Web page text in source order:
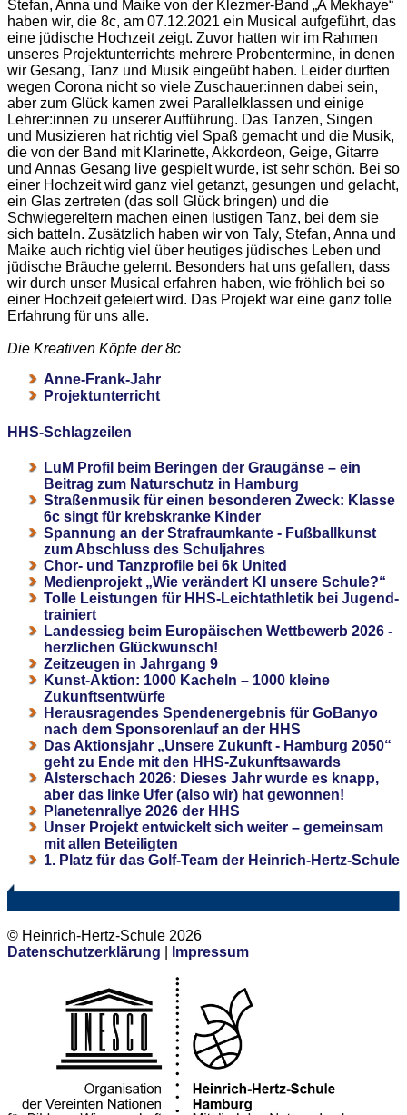
Stefan, Anna und Maike von der Klezmer-Band „A Mekhaye“
haben wir, die 8c, am 07.12.2021 ein Musical aufgeführt, das
eine jüdische Hochzeit zeigt. Zuvor hatten wir im Rahmen
unseres Projektunterrichts mehrere Probentermine, in denen
wir Gesang, Tanz und Musik eingeübt haben. Leider durften
wegen Corona nicht so viele Zuschauer:innen dabei sein,
aber zum Glück kamen zwei Parallelklassen und einige
Lehrer:innen zu unserer Aufführung. Das Tanzen, Singen
und Musizieren hat richtig viel Spaß gemacht und die Musik,
die von der Band mit Klarinette, Akkordeon, Geige, Gitarre
und Annas Gesang live gespielt wurde, ist sehr schön. Bei so
einer Hochzeit wird ganz viel getanzt, gesungen und gelacht,
ein Glas zertreten (das soll Glück bringen) und die
Schwiegereltern machen einen lustigen Tanz, bei dem sie
sich batteln. Zusätzlich haben wir von Taly, Stefan, Anna und
Maike auch richtig viel über heutiges jüdisches Leben und
jüdische Bräuche gelernt. Besonders hat uns gefallen, dass
wir durch unser Musical erfahren haben, wie fröhlich bei so
einer Hochzeit gefeiert wird. Das Projekt war eine ganz tolle
Erfahrung für uns alle.
Die Kreativen Köpfe der 8c
Anne-Frank-Jahr
Projektunterricht
HHS-Schlagzeilen
LuM Profil beim Beringen der Graugänse – ein
Beitrag zum Naturschutz in Hamburg
Straßenmusik für einen besonderen Zweck: Klasse
6c singt für krebskranke Kinder
Spannung an der Strafraumkante - Fußballkunst
zum Abschluss des Schuljahres
Chor- und Tanzprofile bei 6k United
Medienprojekt „Wie verändert KI unsere Schule?“
Tolle Leistungen für HHS-Leichtathletik bei Jugend-
trainiert
Landessieg beim Europäischen Wettbewerb 2026 -
herzlichen Glückwunsch!
Zeitzeugen in Jahrgang 9
Kunst-Aktion: 1000 Kacheln – 1000 kleine
Zukunftsentwürfe
Herausragendes Spendenergebnis für GoBanyo
nach dem Sponsorenlauf an der HHS
Das Aktionsjahr „Unsere Zukunft - Hamburg 2050“
geht zu Ende mit den HHS-Zukunftsawards
Alsterschach 2026: Dieses Jahr wurde es knapp,
aber das linke Ufer (also wir) hat gewonnen!
Planetenrallye 2026 der HHS
Unser Projekt entwickelt sich weiter – gemeinsam
mit allen Beteiligten
1. Platz für das Golf-Team der Heinrich-Hertz-Schule
© Heinrich-Hertz-Schule 2026
Datenschutzerklärung
Impressum